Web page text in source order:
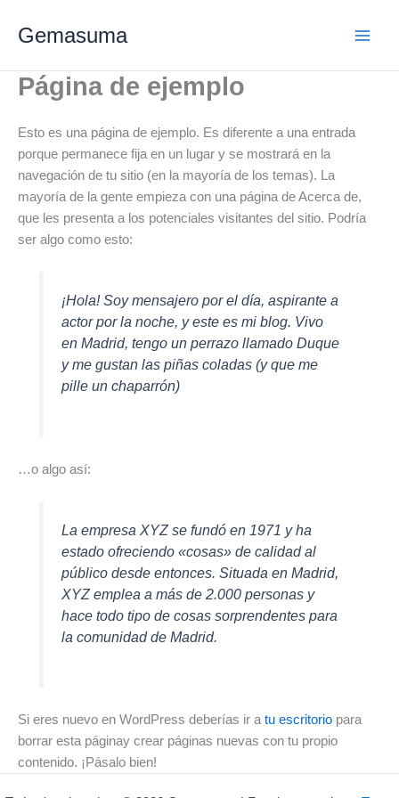
Gemasuma
Página de ejemplo
Esto es una página de ejemplo. Es diferente a una entrada
porque permanece fija en un lugar y se mostrará en la
navegación de tu sitio (en la mayoría de los temas). La
mayoría de la gente empieza con una página de Acerca de,
que les presenta a los potenciales visitantes del sitio. Podría
ser algo como esto:
¡Hola! Soy mensajero por el día, aspirante a
actor por la noche, y este es mi blog. Vivo
en Madrid, tengo un perrazo llamado Duque
y me gustan las piñas coladas (y que me
pille un chaparrón)
…o algo así:
La empresa XYZ se fundó en 1971 y ha
estado ofreciendo «cosas» de calidad al
público desde entonces. Situada en Madrid,
XYZ emplea a más de 2.000 personas y
hace todo tipo de cosas sorprendentes para
la comunidad de Madrid.
Si eres nuevo en WordPress deberías ir atu escritorio para
borrar esta páginay crear páginas nuevas con tu propio
contenido. ¡Pásalo bien!